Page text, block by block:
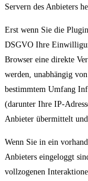
Servern des Anbieters
Erst wenn Sie die
DSGVO Ihre
Browser eine direkte
werden, unabhängig
bestimmtem Umfang
(darunter Ihre IP-
Anbieter übermittelt
Wenn Sie in ein
Anbieters eingeloggt
vollzogenen